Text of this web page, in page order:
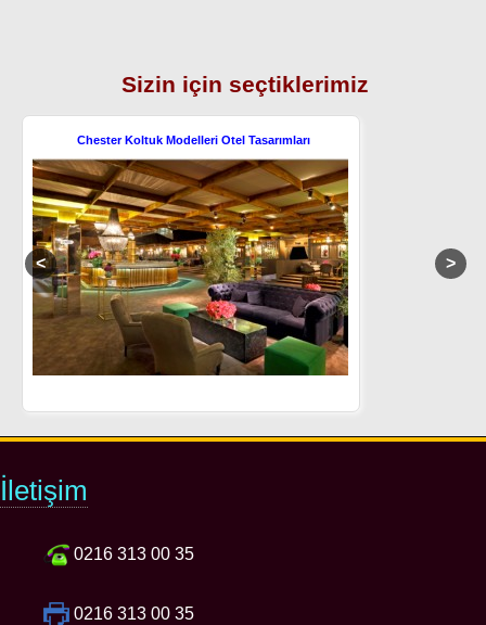
Sizin için seçtiklerimiz
Chester Koltuk Modelleri Otel Tasarımları
İletişim
0216 313 00 35
0216 313 00 35